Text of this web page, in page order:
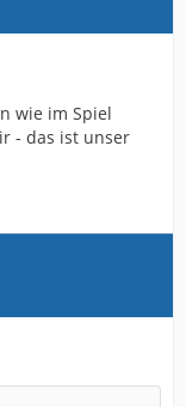
wie im Spiel
- das ist unser